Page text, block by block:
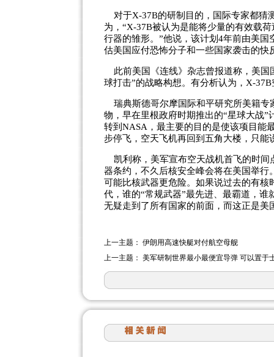
对于X-37B的研制目的，国际专家都猜
为，“X-37B被认为是能将少量的有效载
行器的雏形。”他说，该计划4年前由美
估美国应付恐怖分子和一些国家袭击的快
此前美国《连线》杂志曾报道称，美国
球打击”的战略构想。有分析认为，X-
瑞典斯德哥尔摩国际和平研究所美籍专
物，早在里根政府时期推出的“星球大战
转到NASA，最主要的目的是使该项目能
步停飞，空天飞机再回到五角大楼，只能
凯利称，美军宣布空天战机首飞的时间
器条约，不久后核安全峰会将在美国举行
可能比核武器更危险。如果说过去的有核
代，谁的“常规武器”最先进、最霸道，
无疑走到了所有国家的前面，而这正是
上一主题： 伊朗用高速快艇对付航空母舰
上一主题： 美军研制世界最小最便宜导弹 可以置于